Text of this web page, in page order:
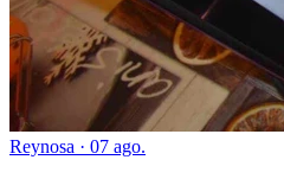
Reynosa · 07 ago.